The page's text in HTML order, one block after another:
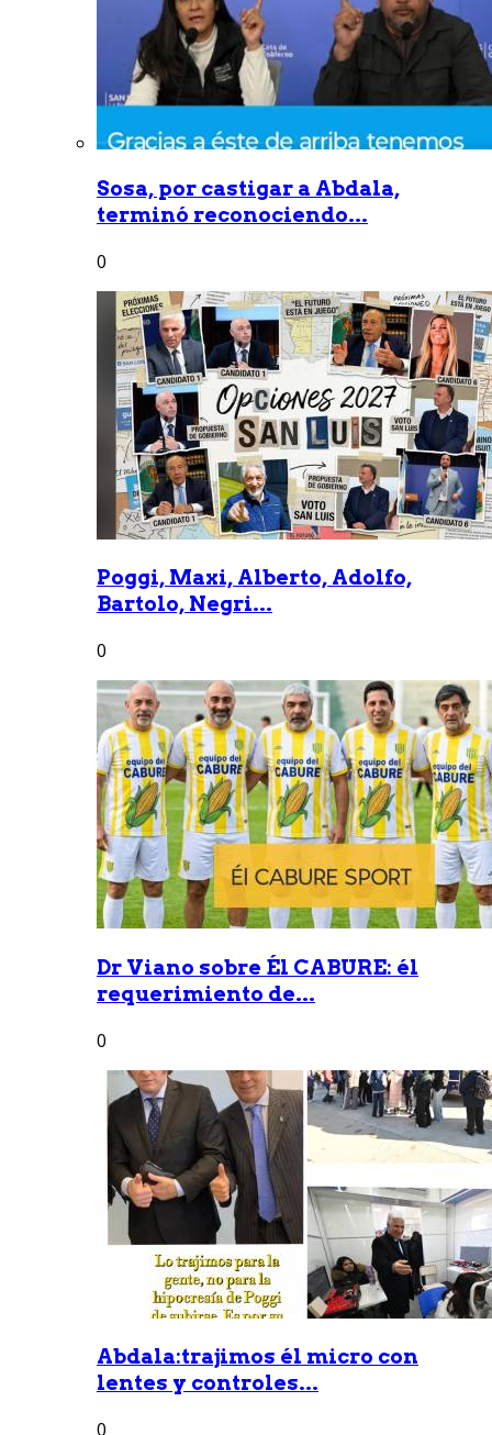
Sosa, por castigar a Abdala,
terminó reconociendo...
0
Poggi, Maxi, Alberto, Adolfo,
Bartolo, Negri...
0
Dr Viano sobre Él CABURE: él
requerimiento de...
0
Abdala:trajimos él micro con
lentes y controles...
0